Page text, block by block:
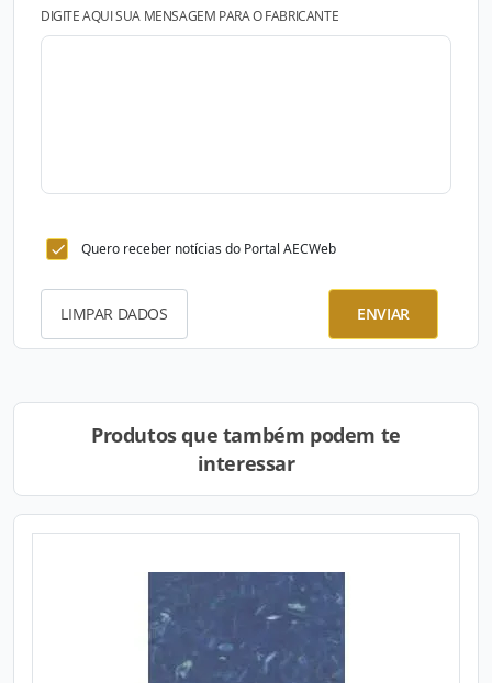
DIGITE AQUI SUA MENSAGEM PARA O FABRICANTE
Quero receber notícias do Portal AECWeb
LIMPAR DADOS ENVIAR
Produtos que também podem te
interessar